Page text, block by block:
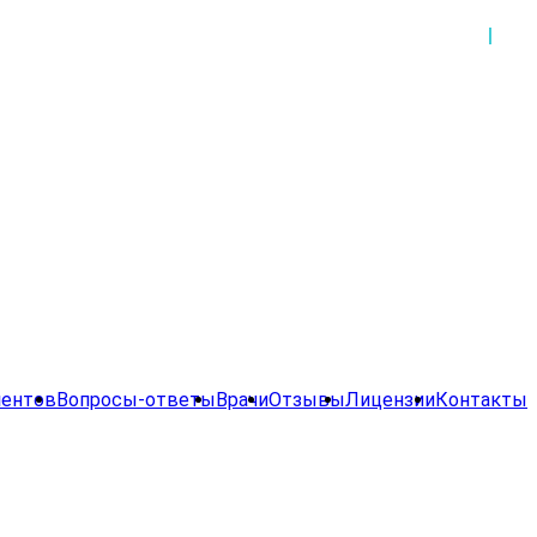
Вопросы-ответыВрачиОтзывыЛицензииКонтакты